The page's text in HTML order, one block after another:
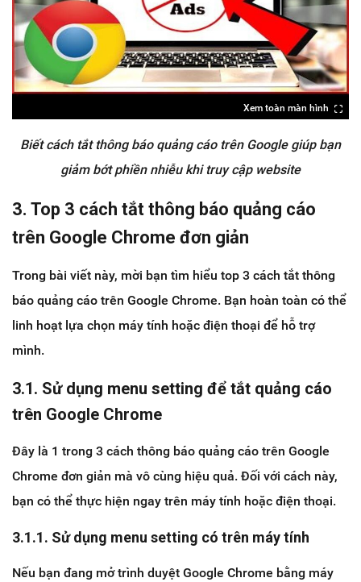
Xem toàn màn hình
Biết cách tắt thông báo quảng cáo trên Google giúp bạn
giảm bớt phiền nhiễu khi truy cập website
3. Top 3 cách tắt thông báo quảng cáo
trên Google Chrome đơn giản
Trong bài viết này, mời bạn tìm hiểu top 3 cách tắt thông
báo quảng cáo trên Google Chrome. Bạn hoàn toàn có thể
linh hoạt lựa chọn máy tính hoặc điện thoại để hỗ trợ
mình.
3.1. Sử dụng menu setting để tắt quảng cáo
trên Google Chrome
Đây là 1 trong 3 cách thông báo quảng cáo trên Google
Chrome đơn giản mà vô cùng hiệu quả. Đối với cách này,
bạn có thể thực hiện ngay trên máy tính hoặc điện thoại.
3.1.1. Sử dụng menu setting có trên máy tính
Nếu bạn đang mở trình duyệt Google Chrome bằng máy